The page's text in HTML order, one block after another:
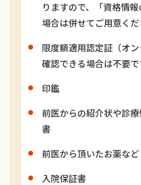
りますので、「資格情
場合は併せてご用意くだ
限度額適用認定証（オ
確認できる場合は不要で
印鑑
前医からの紹介状や診
書
前医から頂いたお薬など
入院保証書